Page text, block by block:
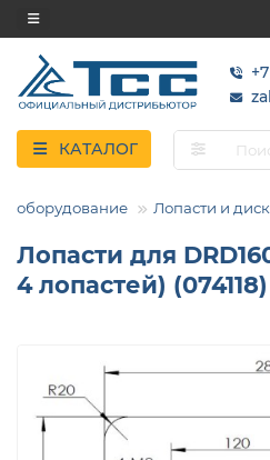
КАТАЛОГ
оборудование Лопасти и
Лопасти для
4 лопастей) (074118)